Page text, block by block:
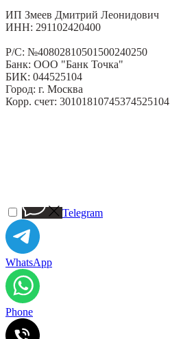
ИП Змеев Дмитрий Леонидович
ИНН: 291102420400
Р/С: №40802810501500240250
Банк: ООО "Банк Точка"
БИК: 044525104
Город: г. Москва
Корр. счет: 30101810745374525104
Telegram
WhatsApp
Phone